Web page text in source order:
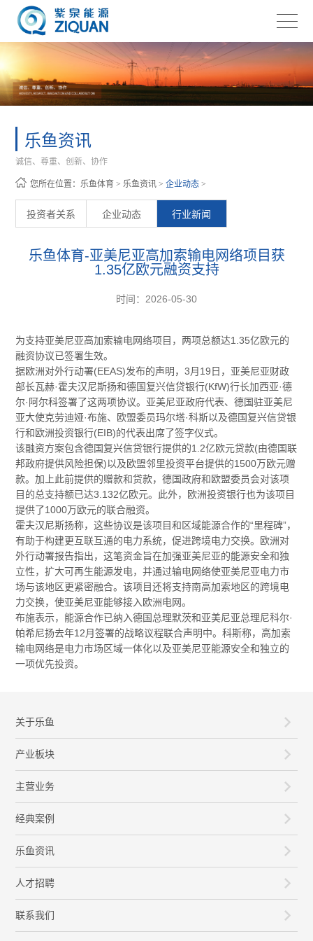
乐鱼资讯
诚信、尊重、创新、协作
您所在位置：乐鱼体育 >乐鱼资讯 >企业动态 >
投资者关系 企业动态 行业新闻
乐鱼体育-亚美尼亚高加索输电网络项目获
1.35亿欧元融资支持
时间：2026-05-30
为支持亚美尼亚高加索输电网络项目，两项总额达1.35亿欧元的
融资协议已签署生效。
据欧洲对外行动署(EEAS)发布的声明，3月19日，亚美尼亚财政
部长瓦赫·霍夫汉尼斯扬和德国复兴信贷银行(KfW)行长加西亚·德
尔·阿尔科签署了这两项协议。亚美尼亚政府代表、德国驻亚美尼
亚大使克劳迪娅·布施、欧盟委员玛尔塔·科斯以及德国复兴信贷银
行和欧洲投资银行(EIB)的代表出席了签字仪式。
该融资方案包含德国复兴信贷银行提供的1.2亿欧元贷款(由德国联
邦政府提供风险担保)以及欧盟邻里投资平台提供的1500万欧元赠
款。加上此前提供的赠款和贷款，德国政府和欧盟委员会对该项
目的总支持额已达3.132亿欧元。此外，欧洲投资银行也为该项目
提供了1000万欧元的联合融资。
霍夫汉尼斯扬称，这些协议是该项目和区域能源合作的“里程碑”，
有助于构建更互联互通的电力系统，促进跨境电力交换。欧洲对
外行动署报告指出，这笔资金旨在加强亚美尼亚的能源安全和独
立性，扩大可再生能源发电，并通过输电网络使亚美尼亚电力市
场与该地区更紧密融合。该项目还将支持南高加索地区的跨境电
力交换，使亚美尼亚能够接入欧洲电网。
布施表示，能源合作已纳入德国总理默茨和亚美尼亚总理尼科尔·
帕希尼扬去年12月签署的战略议程联合声明中。科斯称，高加索
输电网络是电力市场区域一体化以及亚美尼亚能源安全和独立的
一项优先投资。
关于乐鱼
产业板块
主营业务
经典案例
乐鱼资讯
人才招聘
联系我们